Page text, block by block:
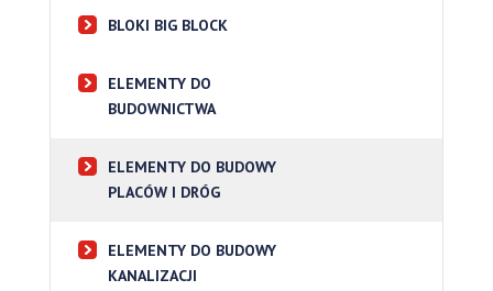
BLOKI BIG BLOCK
ELEMENTY DO
BUDOWNICTWA
ELEMENTY DO BUDOWY
PLACÓW I DRÓG
ELEMENTY DO BUDOWY
KANALIZACJI